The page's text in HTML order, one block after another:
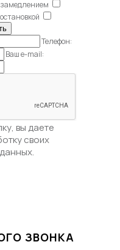
Телефон:
Ваш e-mail:
вы даете
своих
ЗВОНКА